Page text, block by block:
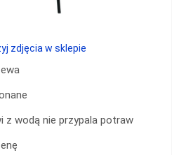
z wodą nie przypala potraw
zdjęcia w sklepie